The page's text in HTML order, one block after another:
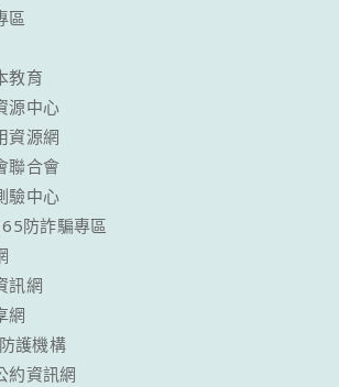
區
教育
源中心
資源網
聯合會
驗中心
防詐騙專區
訊網
網
護機構
約資訊網